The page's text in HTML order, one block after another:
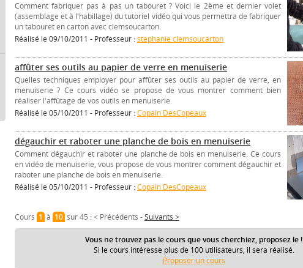
Comment fabriquer pas à pas un tabouret ? Voici le 2ème et dernier volet
(assemblage et à l'habillage) du tutoriel vidéo qui vous permettra de fabriquer
un tabouret en carton avec clemsoucarton.
Réalisé le 09/10/2011 - Professeur :stephanie clemsoucarton
affûter ses outils au papier de verre en menuiserie
Quelles techniques employer pour affûter ses outils au papier de verre, en
menuiserie ? Ce cours vidéo se propose de vous montrer comment bien
réaliser l'affûtage de vos outils en menuiserie.
Réalisé le 05/10/2011 - Professeur :Copain DesCopeaux
dégauchir et raboter une planche de bois en menuiserie
Comment dégauchir et raboter une planche de bois en menuiserie. Ce cours
en vidéo de menuiserie, vous propose de vous montrer comment dégauchir et
raboter une planche de bois en menuiserie.
Réalisé le 05/10/2011 - Professeur :Copain DesCopeaux
Cours 1à 10sur 45 :< Précédents -Suivants >
Vous ne trouvez pas le cours que vous cherchiez, proposez le !
Si le cours intéresse plus de 100 utilisateurs, il sera réalisé.
Proposer un cours